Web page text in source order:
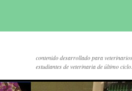
contenido desarrollado para
estudiantes de veterinaria de último ciclo.